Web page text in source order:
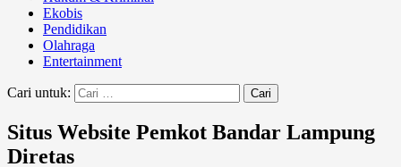
Ekobis
Pendidikan
Olahraga
Entertainment
Cari untuk:
Situs Website Pemkot Bandar Lampung
Diretas